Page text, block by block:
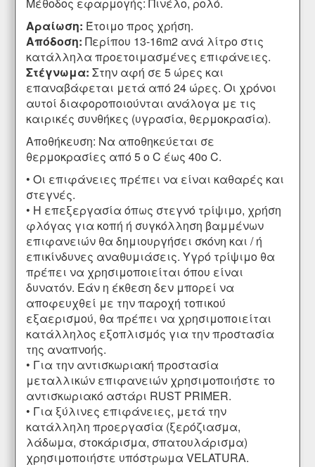
Αραίωση: Έτοιμο προς χρήση.
Απόδοση: Περίπου 13-16m2 ανά λίτρο στις
κατάλληλα προετοιμασμένες επιφάνειες.
Στέγνωμα: Στην αφή σε 5 ώρες και
επαναβάφεται μετά από 24 ώρες. Οι χρόνοι
αυτοί διαφοροποιούνται ανάλογα με τις
καιρικές συνθήκες (υγρασία, θερμοκρασία).
Αποθήκευση: Να αποθηκεύεται σε
θερμοκρασίες από 5 ο C έως 40ο C.
• Οι επιφάνειες πρέπει να είναι καθαρές και
στεγνές.
• Η επεξεργασία όπως στεγνό τρίψιμο, χρήση
φλόγας για κοπή ή συγκόλληση βαμμένων
επιφανειών θα δημιουργήσει σκόνη και / ή
επικίνδυνες αναθυμιάσεις. Υγρό τρίψιμο θα
πρέπει να χρησιμοποιείται όπου είναι
δυνατόν. Εάν η έκθεση δεν μπορεί να
αποφευχθεί με την παροχή τοπικού
εξαερισμού, θα πρέπει να χρησιμοποιείται
κατάλληλος εξοπλισμός για την προστασία
της αναπνοής.
• Για την αντισκωριακή προστασία
μεταλλικών επιφανειών χρησιμοποιήστε το
αντισκωριακό αστάρι RUST PRIMER.
• Για ξύλινες επιφάνειες, μετά την
κατάλληλη προεργασία (ξερόζιασμα,
λάδωμα, στοκάρισμα, σπατουλάρισμα)
χρησιμοποιήστε υπόστρωμα VELATURA.